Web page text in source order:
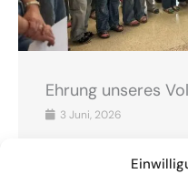
Ehrung unseres
3 Juni, 2026
VolksCoolChores